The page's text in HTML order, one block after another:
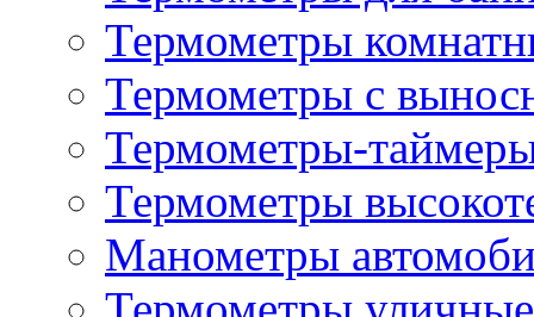
Термометры
Термометры с
Термометры-
Термометры
Манометры